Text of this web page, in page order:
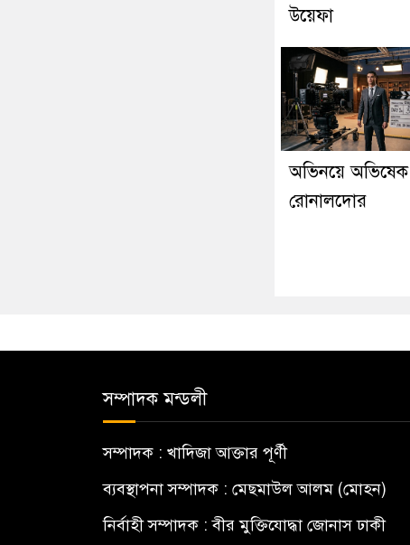
উয়েফা
অভিনয়ে অভিষেক
রোনালদোর
সম্পাদক মন্ডলী
সম্পাদক : খাদিজা আক্তার পূর্ণী
ব্যবস্থাপনা সম্পাদক : মেছমাউল আলম (মোহন)
নির্বাহী সম্পাদক : বীর মুক্তিযোদ্ধা জোনাস ঢাকী